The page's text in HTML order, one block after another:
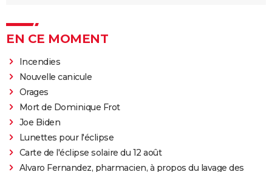
EN CE MOMENT
Incendies
Nouvelle canicule
Orages
Mort de Dominique Frot
Joe Biden
Lunettes pour l'éclipse
Carte de l'éclipse solaire du 12 août
Alvaro Fernandez, pharmacien, à propos du lavage des